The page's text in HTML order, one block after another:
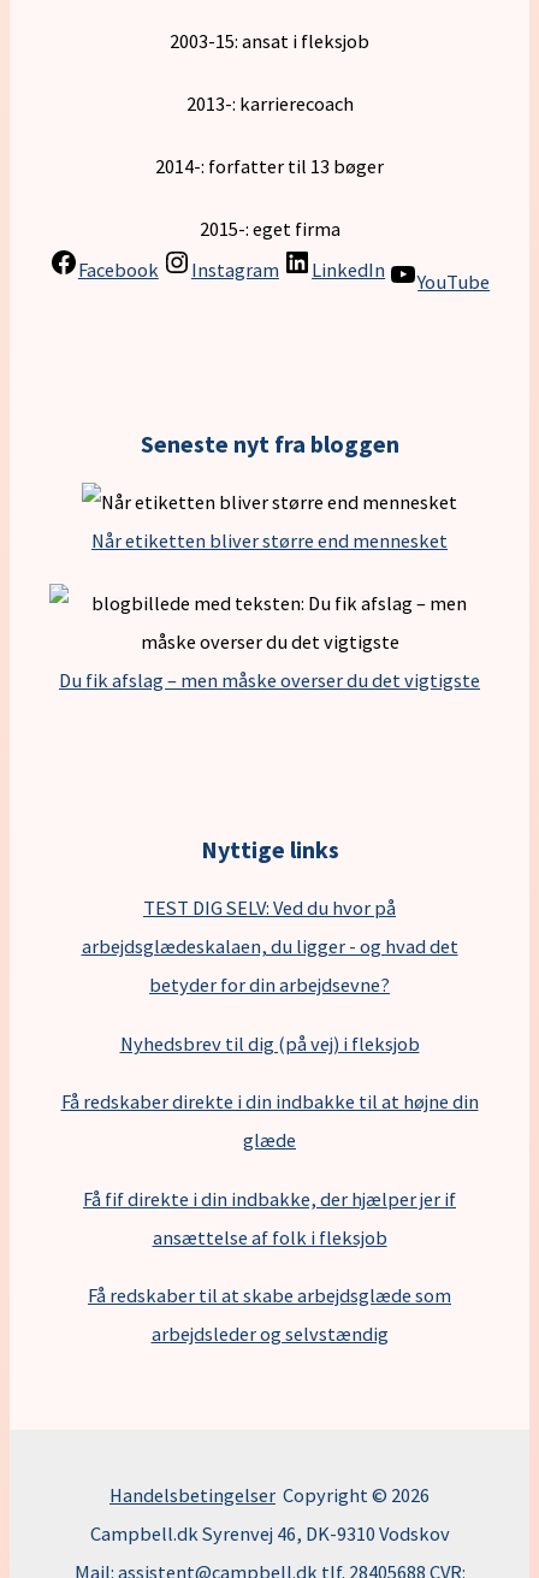
2003-15: ansat i fleksjob
2013-: karrierecoach
2014-: forfatter til 13 bøger
2015-: eget firma
Facebook
Instagram LinkedIn YouTube
Seneste nyt fra bloggen
Når etiketten bliver større end mennesket
Du fik afslag – men måske overser du det vigtigste
Nyttige links
TEST DIG SELV: Ved du hvor på
arbejdsglædeskalaen, du ligger - og hvad det
betyder for din arbejdsevne?
Nyhedsbrev til dig (på vej) i fleksjob
Få redskaber direkte i din indbakke til at højne din
glæde
Få fif direkte i din indbakke, der hjælper jer if
ansættelse af folk i fleksjob
Få redskaber til at skabe arbejdsglæde som
arbejdsleder og selvstændig
Handelsbetingelser Copyright © 2026
Campbell.dk Syrenvej 46, DK-9310 Vodskov
Mail: assistent@campbell.dk tlf. 28405688 CVR: